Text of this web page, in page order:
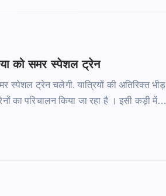
को समर स्पेशल ट्रेन
स्पेशल ट्रेन चलेगी. यात्रियों की अतिरिक्त भीड़
का परिचालन किया जा रहा है । इसी कड़ी में…